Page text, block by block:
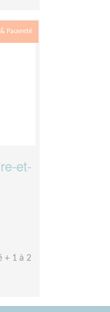
Pauvreté
et-
+ 1 à 2